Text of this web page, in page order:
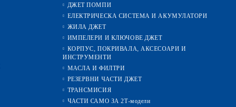
ДЖЕТ ПОМПИ
ЕЛЕКТРИЧЕСКА СИСТЕМА И АКУМУЛАТОРИ
ЖИЛА ДЖЕТ
ИМПЕЛЕРИ И КЛЮЧОВЕ ДЖЕТ
КОРПУС, ПОКРИВАЛА, АКСЕСОАРИ И
ИНСТРУМЕНТИ
МАСЛА И ФИЛТРИ
РЕЗЕРВНИ ЧАСТИ ДЖЕТ
ТРАНСМИСИЯ
ЧАСТИ САМО ЗА 2Т-модели